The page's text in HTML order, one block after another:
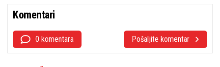
Komentari
0 komentara Pošaljite komentar